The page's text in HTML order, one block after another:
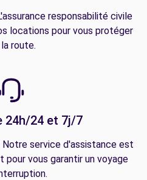
responsabilité civile
locations pour vous protéger
route.
24h/24 et 7j/7
Notre service d'assistance est
vous garantir un voyage